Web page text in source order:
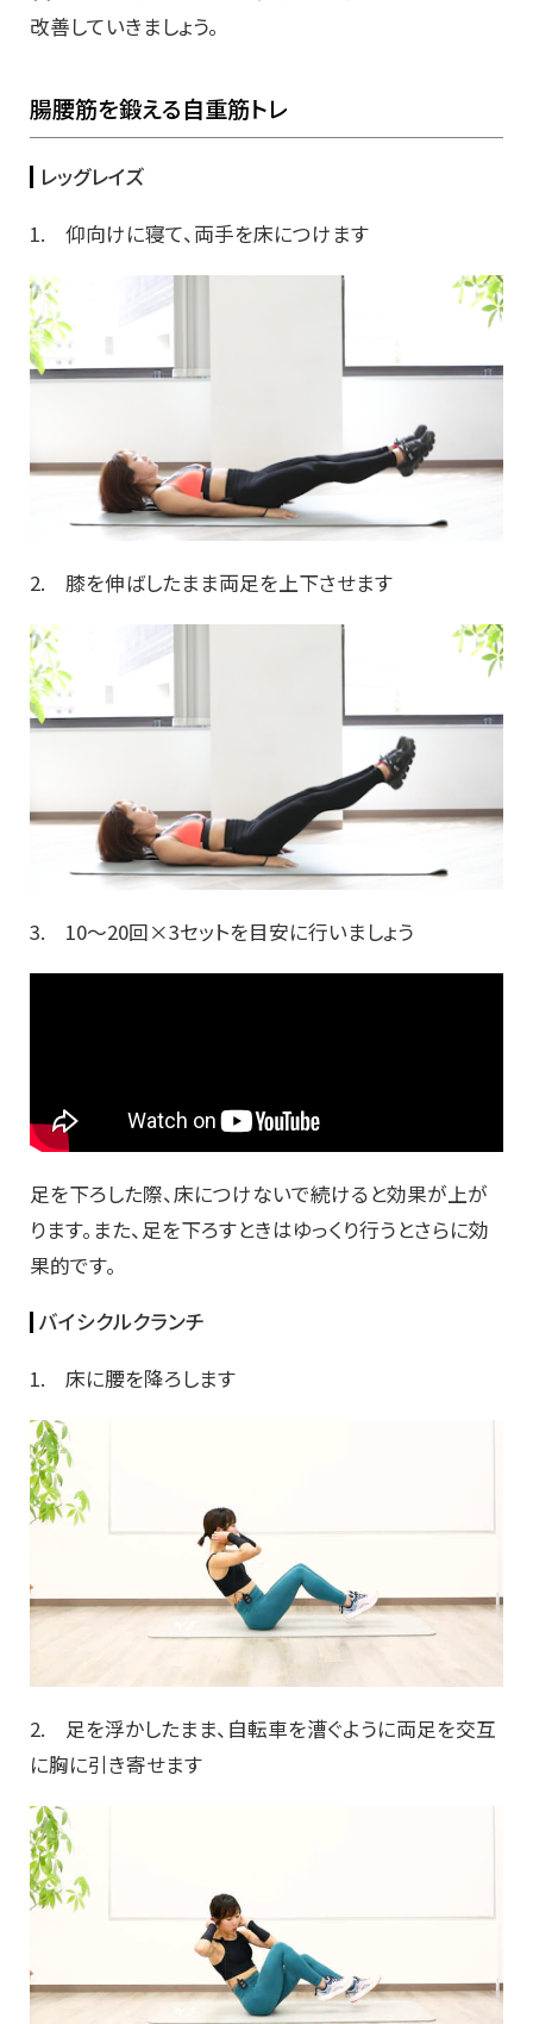
改善していきましょう。
腸腰筋を鍛える自重筋トレ
レッグレイズ
1. 仰向けに寝て、両手を床につけます
2. 膝を伸ばしたまま両足を上下させます
3. 10～20回×3セットを目安に行いましょう
足を下ろした際、床につけないで続けると効果が上が
ります。また、足を下ろすときはゆっくり行うとさらに効
果的です。
バイシクルクランチ
1. 床に腰を降ろします
2. 足を浮かしたまま、自転車を漕ぐように両足を交互
に胸に引き寄せます